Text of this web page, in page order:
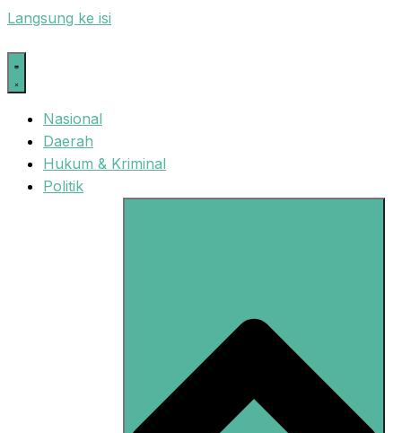
Langsung ke isi
Nasional
Daerah
Hukum & Kriminal
Politik